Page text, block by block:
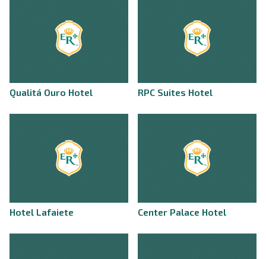
Qualitá Ouro Hotel RPC Suites Hotel
Hotel Lafaiete Center Palace Hotel